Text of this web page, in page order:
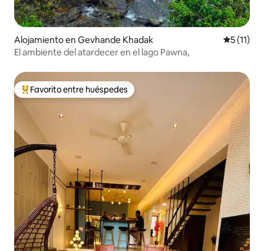
Alojamiento en Gevhande Khadak
5 (11)
El ambiente del atardecer en el lago Pawna,
Favorito entre huéspedes preferido
Favorito entre huéspedes